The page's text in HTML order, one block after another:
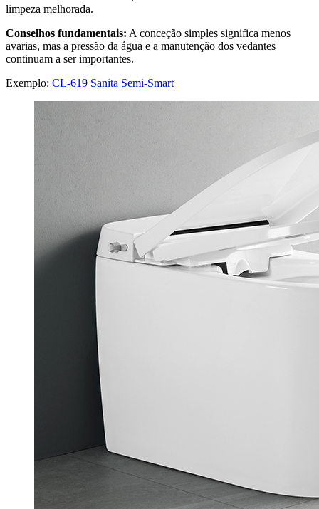
limpeza melhorada.
Conselhos fundamentais: A conceção simples significa menos
avarias, mas a pressão da água e a manutenção dos vedantes
continuam a ser importantes.
Exemplo: CL-619 Sanita Semi-Smart